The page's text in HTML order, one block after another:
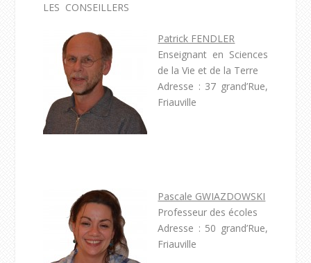
LES CONSEILLERS
Patrick FENDLER
Enseignant en Sciences
de la Vie et de la Terre
Adresse : 37 grand’Rue,
Friauville
Pascale GWIAZDOWSKI
Professeur des écoles
Adresse : 50 grand’Rue,
Friauville